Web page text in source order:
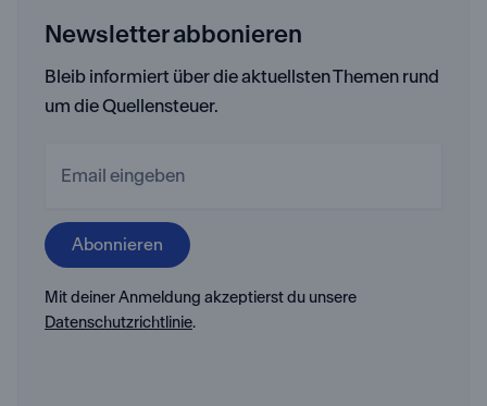
Newsletter abbonieren
Bleib informiert über die aktuellsten Themen rund
um die Quellensteuer.
Mit deiner Anmeldung akzeptierst du unsere
Datenschutzrichtlinie.